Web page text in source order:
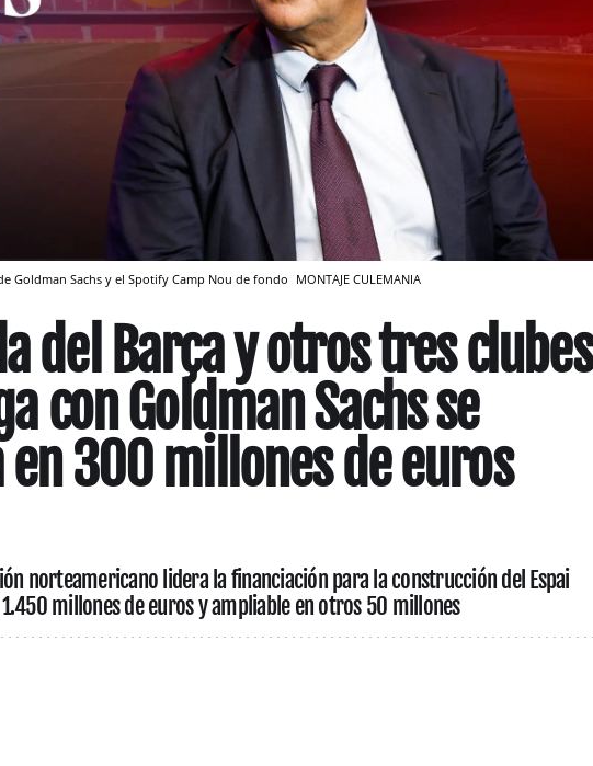
Goldman Sachs y el Spotify Camp Nou de fondo MONTAJE CULEMANIA
del Barça y otros tres clubes
con Goldman Sachs se
300 millones de euros
norteamericano lidera la financiación para la construcción del Espai
millones de euros y ampliable en otros 50 millones